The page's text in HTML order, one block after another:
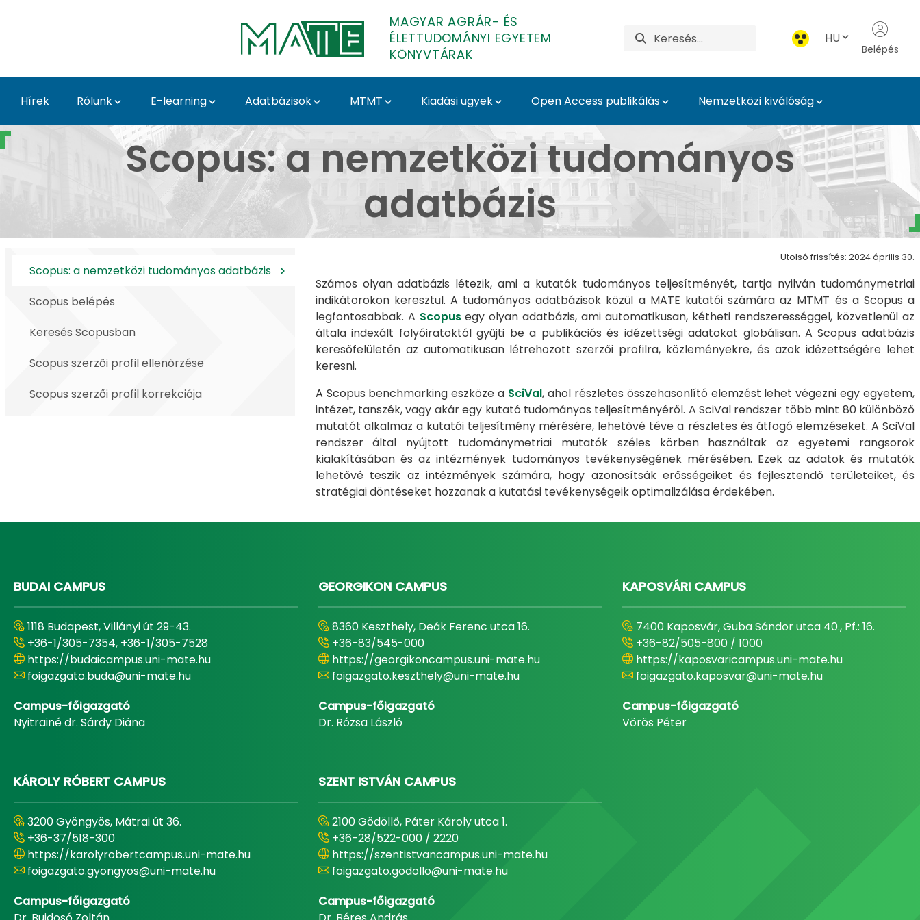
MAGYAR AGRÁR- ÉS
ÉLETTUDOMÁNYI EGYETEM
KÖNYVTÁRAK
HU
Belépés
Hírek Rólunk E-learning Adatbázisok MTMT Kiadási ügyek Open Access publikálás Nemzetközi kiválóság
Scopus: a nemzetközi tudományos adatbázis - MATE Egyetemi
Scopus: a nemzetközi tudományos
adatbázis
Scopus: a nemzetközi tudományos adatbázis
Scopus belépés
Keresés Scopusban
Scopus szerzői profil ellenőrzése
Scopus szerzői profil korrekciója
Utolsó frissítés: 2024 április 30.
Számos olyan adatbázis létezik, ami a kutatók tudományos teljesítményét, tartja nyilván tudománymetriai
indikátorokon keresztül. A tudományos adatbázisok közül a MATE kutatói számára az MTMT és a Scopus a
legfontosabbak. A Scopusegy olyan adatbázis, ami automatikusan, kétheti rendszerességgel, közvetlenül az
általa indexált folyóiratoktól gyűjti be a publikációs és idézettségi adatokat globálisan. A Scopus adatbázis
keresőfelületén az automatikusan létrehozott szerzői profilra, közleményekre, és azok idézettségére lehet
keresni.
A Scopus benchmarking eszköze a SciVal, ahol részletes összehasonlító elemzést lehet végezni egy egyetem,
intézet, tanszék, vagy akár egy kutató tudományos teljesítményéről. A SciVal rendszer több mint 80 különböző
mutatót alkalmaz a kutatói teljesítmény mérésére, lehetővé téve a részletes és átfogó elemzéseket. A SciVal
rendszer által nyújtott tudománymetriai mutatók széles körben használtak az egyetemi rangsorok
kialakításában és az intézmények tudományos tevékenységének mérésében. Ezek az adatok és mutatók
lehetővé teszik az intézmények számára, hogy azonosítsák erősségeiket és fejlesztendő területeiket, és
stratégiai döntéseket hozzanak a kutatási tevékenységeik optimalizálása érdekében.
BUDAI CAMPUS
1118 Budapest, Villányi út 29-43.
+36-1/305-7354, +36-1/305-7528
https://budaicampus.uni-mate.hu
foigazgato.buda@uni-mate.hu
Campus-főigazgató
Nyitrainé dr. Sárdy Diána
GEORGIKON CAMPUS
8360 Keszthely, Deák Ferenc utca 16.
+36-83/545-000
https://georgikoncampus.uni-mate.hu
foigazgato.keszthely@uni-mate.hu
Campus-főigazgató
Dr. Rózsa László
KAPOSVÁRI CAMPUS
7400 Kaposvár, Guba Sándor utca 40., Pf.: 16.
+36-82/505-800 / 1000
https://kaposvaricampus.uni-mate.hu
foigazgato.kaposvar@uni-mate.hu
Campus-főigazgató
Vörös Péter
KÁROLY RÓBERT CAMPUS
3200 Gyöngyös, Mátrai út 36.
+36-37/518-300
https://karolyrobertcampus.uni-mate.hu
foigazgato.gyongyos@uni-mate.hu
Campus-főigazgató
SZENT ISTVÁN CAMPUS
2100 Gödöllő, Páter Károly utca 1.
+36-28/522-000 / 2220
https://szentistvancampus.uni-mate.hu
foigazgato.godollo@uni-mate.hu
Campus-főigazgató